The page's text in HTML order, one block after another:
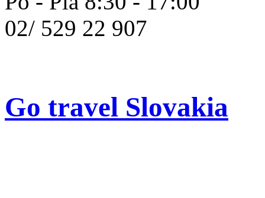
02/ 529 22 907
Go travel Slovakia